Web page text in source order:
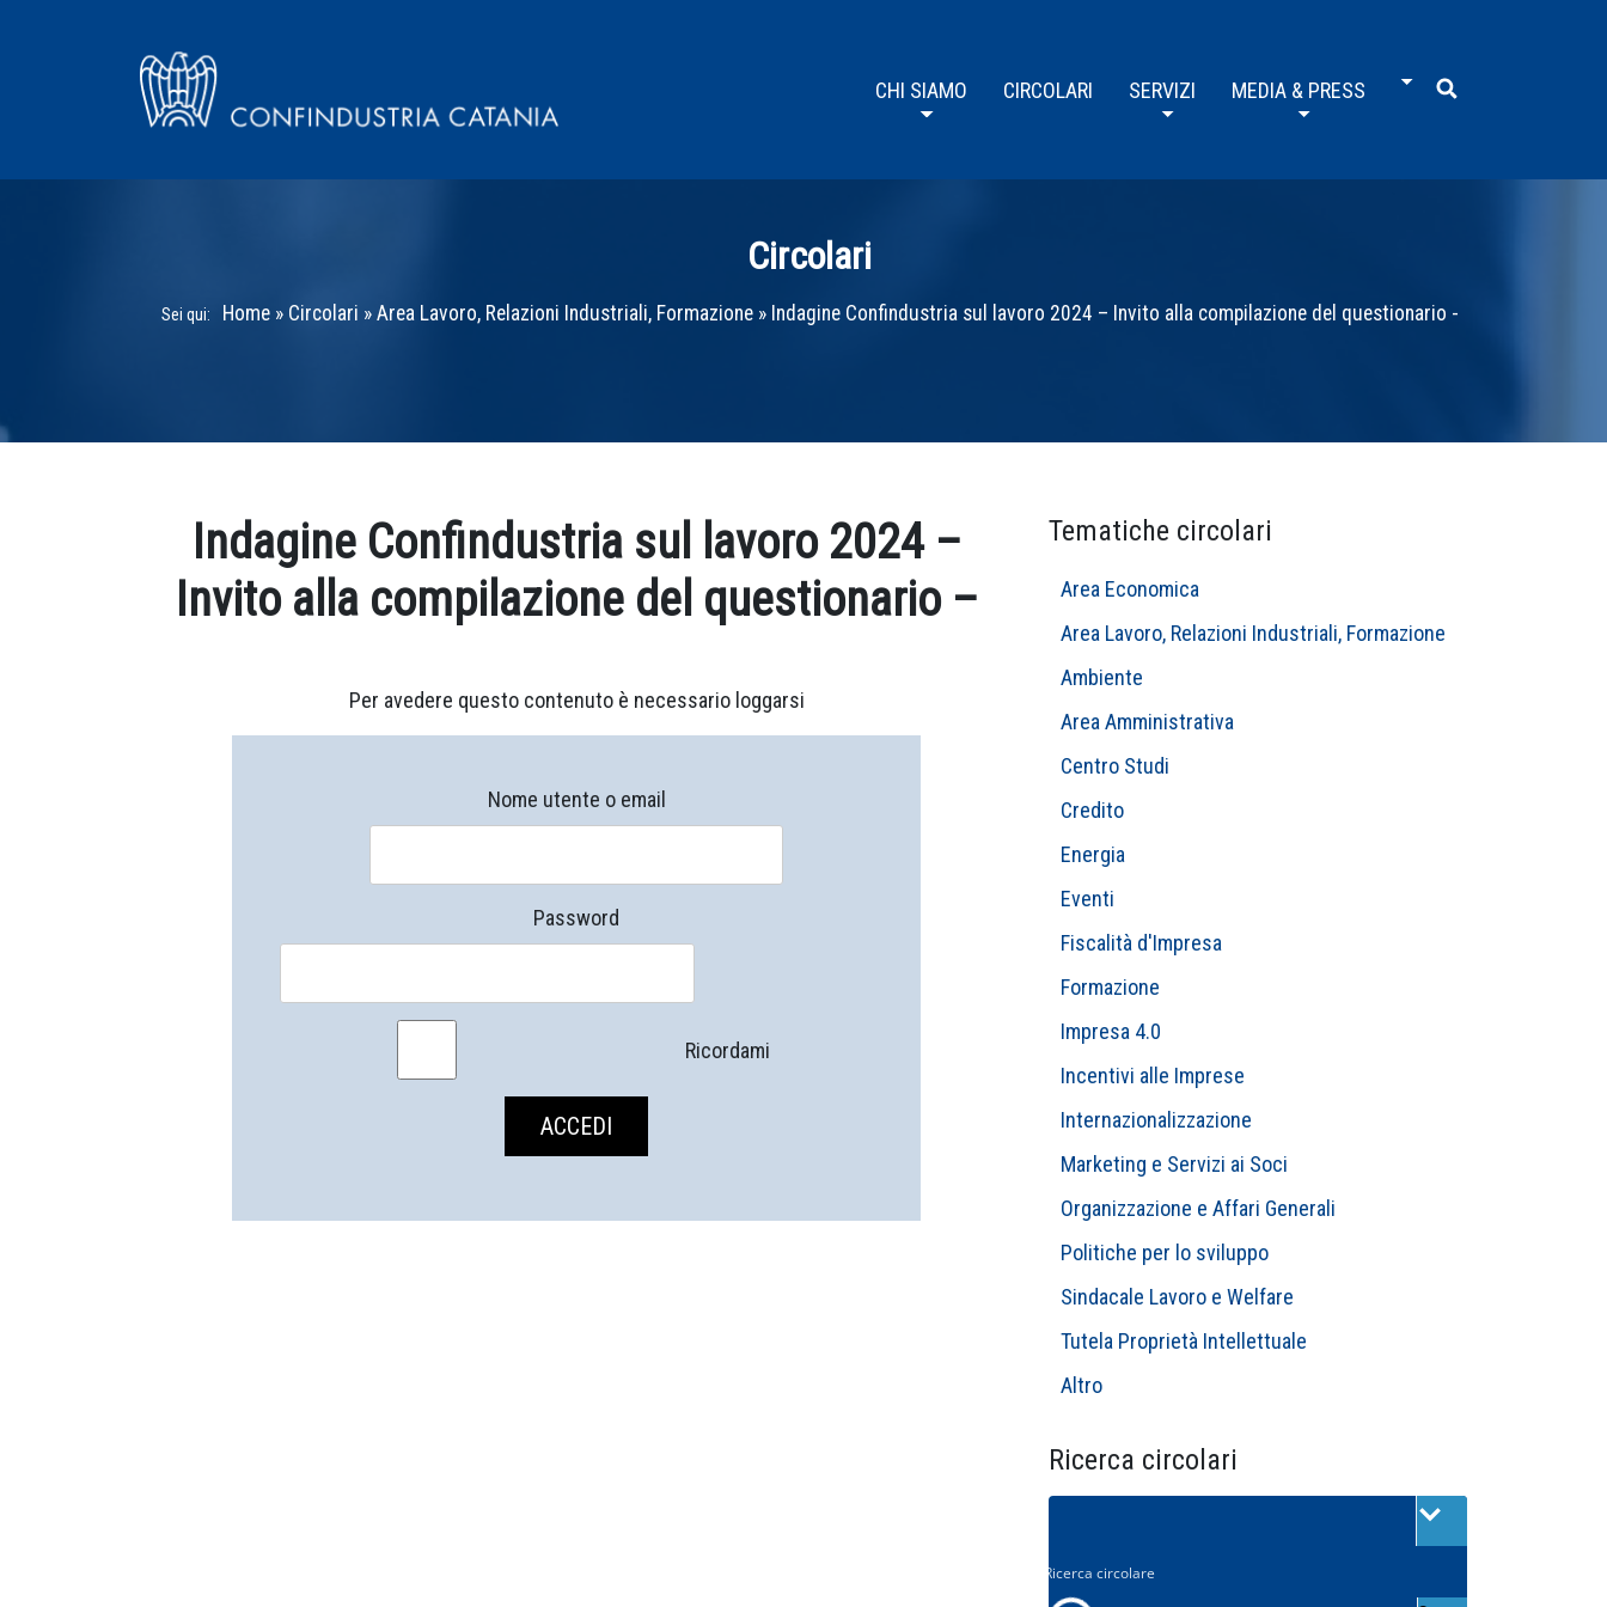
CHI SIAMO CIRCOLARI SERVIZI MEDIA & PRESS
Circolari
Sei qui: Home» Circolari » Area Lavoro, Relazioni Industriali, Formazione» Indagine Confindustria sul lavoro 2024 – Invito alla compilazione del questionario -
Indagine Confindustria sul lavoro 2024 –
Invito alla compilazione del questionario –
Per avedere questo contenuto è necessario loggarsi
Nome utente o email
Password
Ricordami
Tematiche circolari
Area Economica
Area Lavoro, Relazioni Industriali, Formazione
Ambiente
Area Amministrativa
Centro Studi
Credito
Energia
Eventi
Fiscalità d'Impresa
Formazione
Impresa 4.0
Incentivi alle Imprese
Internazionalizzazione
Marketing e Servizi ai Soci
Organizzazione e Affari Generali
Politiche per lo sviluppo
Sindacale Lavoro e Welfare
Tutela Proprietà Intellettuale
Altro
Ricerca circolari